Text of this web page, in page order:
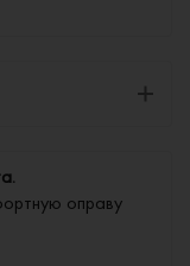
оправу